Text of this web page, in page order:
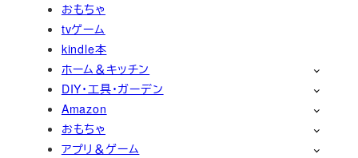
おもちゃ
tvゲーム
kindle本
ホーム＆キッチン
DIY・工具・ガーデン
Amazon
おもちゃ
アプリ＆ゲーム